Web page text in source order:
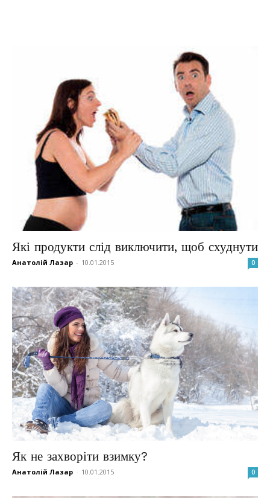
Які продукти слід виключити, щоб схуднути
Анатолій Лазар - 10.01.2015 0
Як не захворіти взимку?
Анатолій Лазар - 10.01.2015 0